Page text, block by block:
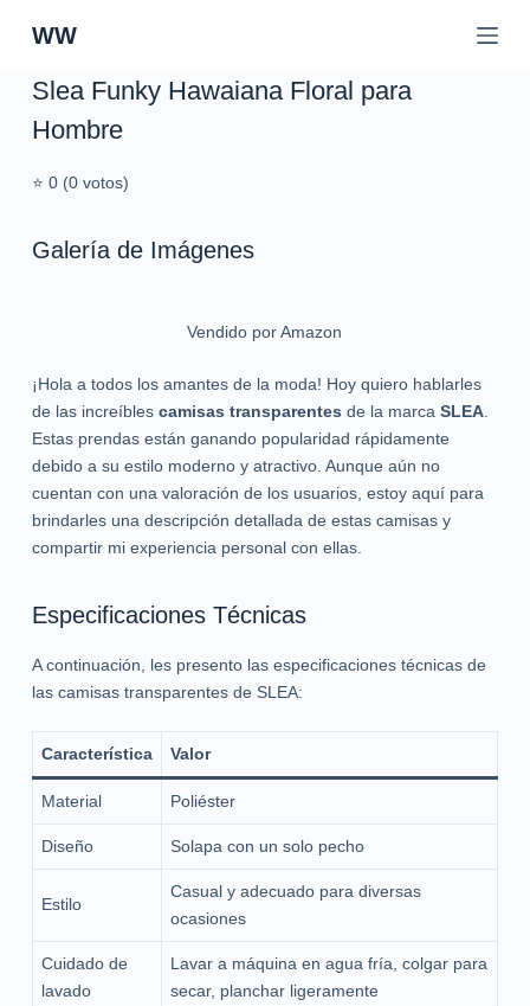
SWW
Slea Funky Hawaiana Floral para
Hombre
⭐ 0 (0 votos)
Galería de Imágenes
Vendido por Amazon
¡Hola a todos los amantes de la moda! Hoy quiero hablarles
de las increíbles camisas transparentes de la marca SLEA.
Estas prendas están ganando popularidad rápidamente
debido a su estilo moderno y atractivo. Aunque aún no
cuentan con una valoración de los usuarios, estoy aquí para
brindarles una descripción detallada de estas camisas y
compartir mi experiencia personal con ellas.
Especificaciones Técnicas
A continuación, les presento las especificaciones técnicas de
las camisas transparentes de SLEA:
Característica Valor
Material Poliéster
Diseño Solapa con un solo pecho
Estilo
Casual y adecuado para diversas
ocasiones
Cuidado de
lavado
Lavar a máquina en agua fría, colgar para
secar, planchar ligeramente